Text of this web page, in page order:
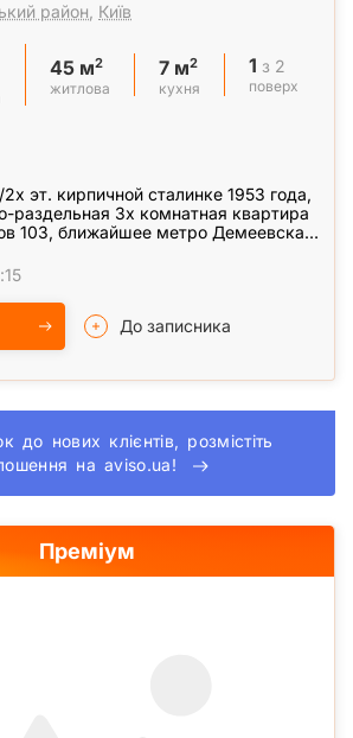
район Київ
45 м2
житлова
7 м2
кухня
1 з 2
поверх
эт. кирпичной сталинке 1953 года,
раздельная 3х комнатная квартира
103, ближайшее метро Демеевская
До записника
до нових клієнтів, розмістіть
на aviso.ua!
Преміум